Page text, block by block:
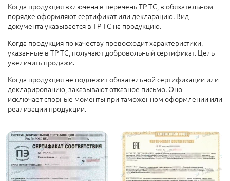
Когда продукция включена в перечень ТР ТС, в обязательном
порядке оформляют сертификат или декларацию. Вид
документа указывается в ТР ТС на продукцию.
Когда продукция по качеству превосходит характеристики,
указанные в ТР ТС, получают добровольный сертификат. Цель -
увеличить продажи.
Когда продукция не подлежит обязательной сертификации или
декларированию , заказывают отказное письмо. Оно
исключает спорные моменты при таможенном оформлении или
реализации продукции.